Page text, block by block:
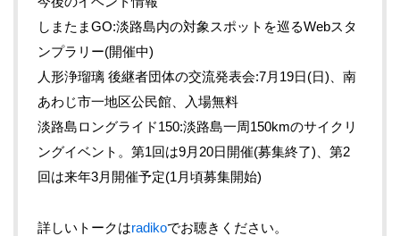
しまたまGO:淡路島内の対象スポットを巡るWebスタ
ンプラリー(開催中)
人形浄瑠璃 後継者団体の交流発表会:7月19日(日)、南
あわじ市一地区公民館、入場無料
淡路島ロングライド150:淡路島一周150kmのサイクリ
ングイベント。第1回は9月20日開催(募集終了)、第2
回は来年3月開催予定(1月頃募集開始)
詳しいトークはradikoでお聴きください。